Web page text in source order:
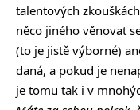
talentových
něco jiného věnovat
(to je jistě výborné)
daná, a pokud je
je tomu tak i v